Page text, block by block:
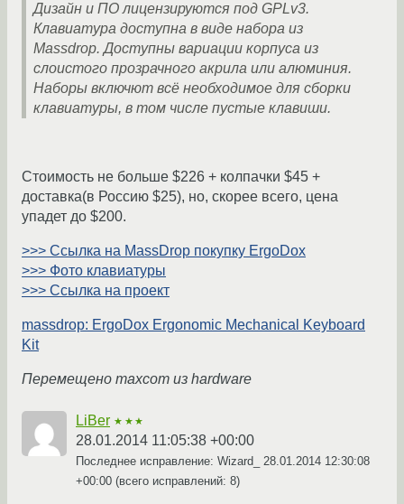
Дизайн и ПО лицензируются под GPLv3.
Клавиатура доступна в виде набора из
Massdrop. Доступны вариации корпуса из
слоистого прозрачного акрила или алюминия.
Наборы включют всё необходимое для сборки
клавиатуры, в том числе пустые клавиши.
Стоимость не больше $226 + колпачки $45 +
доставка(в Россию $25), но, скорее всего, цена
упадет до $200.
>>> Ссылка на MassDrop покупку ErgoDox
>>> Фото клавиатуры
>>> Ссылка на проект
massdrop: ErgoDox Ergonomic Mechanical Keyboard
Kit
Перемещено maxcom из hardware
LiBer ★★★
28.01.2014 11:05:38 +00:00
Последнее исправление: Wizard_ 28.01.2014 12:30:08
+00:00 (всего исправлений: 8)